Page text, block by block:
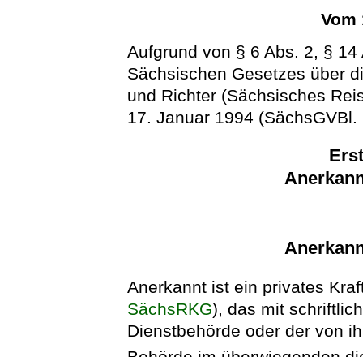
Vom
Aufgrund von § 6 Abs. 2, §
Sächsischen Gesetzes über
und Richter (Sächsisches
17. Januar 1994
Anerkannt ist ein privates
SächsRKG), das mit
Dienstbehörde oder der von